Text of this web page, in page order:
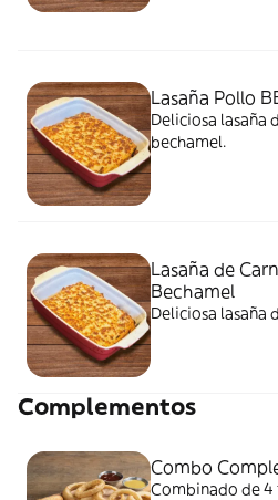
Lasaña Pollo
Deliciosa lasaña
bechamel.
Lasaña de
Bechamel
Deliciosa lasaña
Complementos
Combo
Combinado de 4